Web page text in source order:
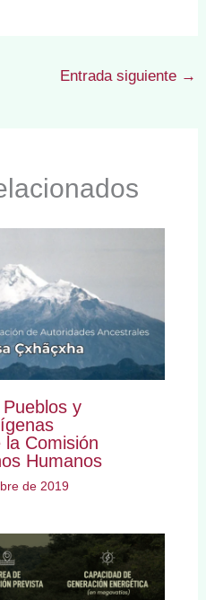
Entrada siguiente →
y
Comisión
Humanos
de 2019